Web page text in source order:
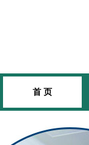
首 页